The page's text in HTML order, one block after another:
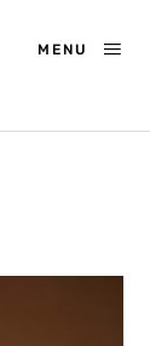
MENU